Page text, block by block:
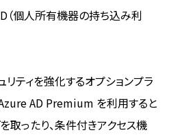
（個人所有機器の持ち込み利
ティを強化するオプションプラ
AD Premium を利用すると
取ったり、条件付きアクセス機